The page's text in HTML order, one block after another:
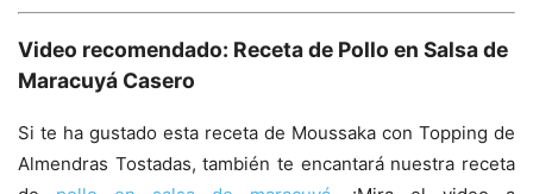
Video recomendado: Receta de Pollo en Salsa de
Maracuyá Casero
Si te ha gustado esta receta de Moussaka con Topping de
Almendras Tostadas, también te encantará nuestra receta